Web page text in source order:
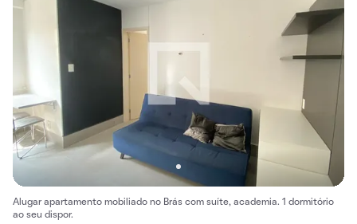
Alugar apartamento mobiliado no Brás com suíte, academia. 1 dormitório
ao seu dispor.